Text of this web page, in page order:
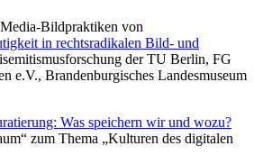
Bildpraktiken von
in rechtsradikalen Bild- und
der TU Berlin, FG
e.V., Brandenburgisches Landesmuseum
Was speichern wir und wozu?
zum Thema „Kulturen des digitalen